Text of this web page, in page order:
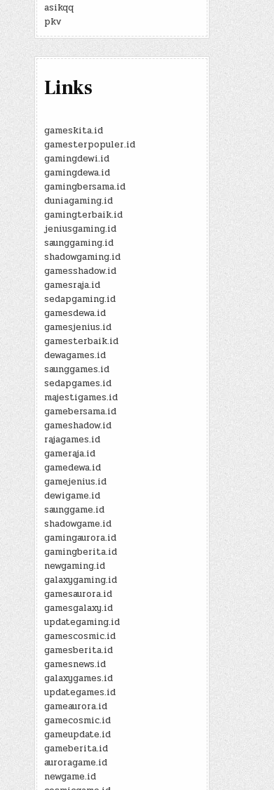
asikqq
pkv
Links
gameskita.id
gamesterpopuler.id
gamingdewi.id
gamingdewa.id
gamingbersama.id
duniagaming.id
gamingterbaik.id
jeniusgaming.id
saunggaming.id
shadowgaming.id
gamesshadow.id
gamesraja.id
sedapgaming.id
gamesdewa.id
gamesjenius.id
gamesterbaik.id
dewagames.id
saunggames.id
sedapgames.id
majestigames.id
gamebersama.id
gameshadow.id
rajagames.id
gameraja.id
gamedewa.id
gamejenius.id
dewigame.id
saunggame.id
shadowgame.id
gamingaurora.id
gamingberita.id
newgaming.id
galaxygaming.id
gamesaurora.id
gamesgalaxy.id
updategaming.id
gamescosmic.id
gamesberita.id
gamesnews.id
galaxygames.id
updategames.id
gameaurora.id
gamecosmic.id
gameupdate.id
gameberita.id
auroragame.id
newgame.id